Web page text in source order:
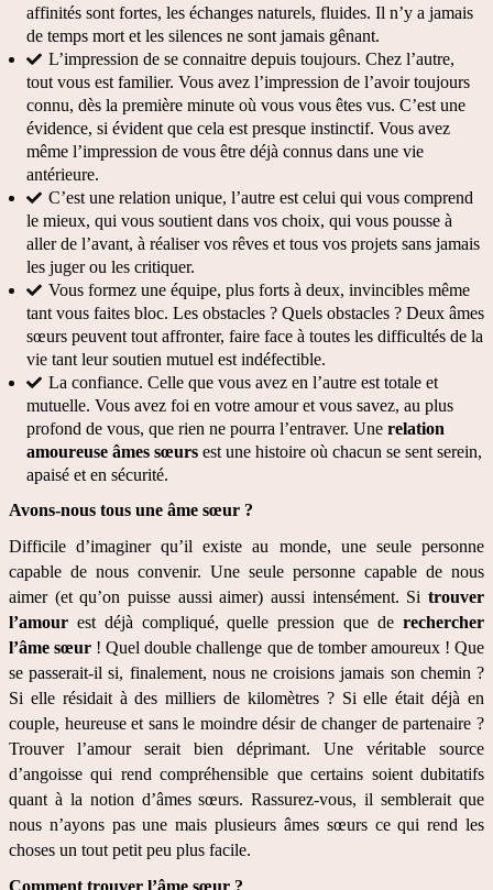
affinités sont fortes, les échanges naturels, fluides. Il n’y a jamais
de temps mort et les silences ne sont jamais gênant.
L’impression de se connaitre depuis toujours. Chez l’autre,
tout vous est familier. Vous avez l’impression de l’avoir toujours
connu, dès la première minute où vous vous êtes vus. C’est une
évidence, si évident que cela est presque instinctif. Vous avez
même l’impression de vous être déjà connus dans une vie
antérieure.
C’est une relation unique, l’autre est celui qui vous comprend
le mieux, qui vous soutient dans vos choix, qui vous pousse à
aller de l’avant, à réaliser vos rêves et tous vos projets sans jamais
les juger ou les critiquer.
Vous formez une équipe, plus forts à deux, invincibles même
tant vous faites bloc. Les obstacles ? Quels obstacles ? Deux âmes
sœurs peuvent tout affronter, faire face à toutes les difficultés de la
vie tant leur soutien mutuel est indéfectible.
La confiance. Celle que vous avez en l’autre est totale et
mutuelle. Vous avez foi en votre amour et vous savez, au plus
profond de vous, que rien ne pourra l’entraver. Une relation
amoureuse âmes sœurs est une histoire où chacun se sent serein,
apaisé et en sécurité.
Avons-nous tous une âme sœur ?
Difficile d’imaginer qu’il existe au monde, une seule personne
capable de nous convenir. Une seule personne capable de nous
aimer (et qu’on puisse aussi aimer) aussi intensément. Si trouver
l’amour est déjà compliqué, quelle pression que de rechercher
l’âme sœur ! Quel double challenge que de tomber amoureux ! Que
se passerait-il si, finalement, nous ne croisions jamais son chemin ?
Si elle résidait à des milliers de kilomètres ? Si elle était déjà en
couple, heureuse et sans le moindre désir de changer de partenaire ?
Trouver l’amour serait bien déprimant. Une véritable source
d’angoisse qui rend compréhensible que certains soient dubitatifs
quant à la notion d’âmes sœurs. Rassurez-vous, il semblerait que
nous n’ayons pas une mais plusieurs âmes sœurs ce qui rend les
choses un tout petit peu plus facile.
Comment trouver l’âme sœur ?